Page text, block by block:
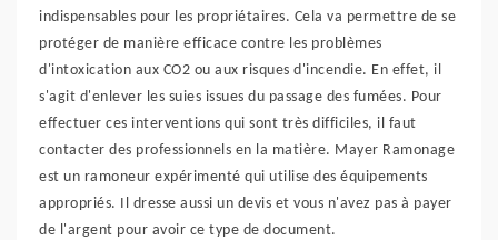
indispensables pour les propriétaires. Cela va permettre de se
protéger de manière efficace contre les problèmes
d'intoxication aux CO2 ou aux risques d'incendie. En effet, il
s'agit d'enlever les suies issues du passage des fumées. Pour
effectuer ces interventions qui sont très difficiles, il faut
contacter des professionnels en la matière. Mayer Ramonage
est un ramoneur expérimenté qui utilise des équipements
appropriés. Il dresse aussi un devis et vous n'avez pas à payer
de l'argent pour avoir ce type de document.